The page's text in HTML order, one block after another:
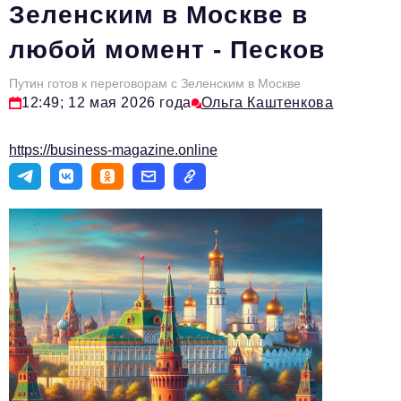
HR
Персона номера
Инфраструктура развития
Туризм
Импортозамещение
Мероприятия
Авторские материалы
Видео
Телефон редакции:+7 495 727-01-67
Электронные почты редакции:
Информационный отдел
Зеленским в Москве в
любой момент - Песков
Путин готов к переговорам с Зеленским в Москве
12:49; 12 мая 2026 года Ольга Каштенкова
https://business-magazine.online